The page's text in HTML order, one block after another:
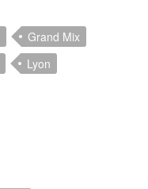
Grand Mix
Lyon